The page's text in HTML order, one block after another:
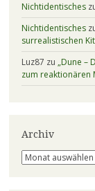
Nichtidentisches
Nichtidentisches
surrealistischen
Luz87 zu „Dune –
zum reaktionären
Archiv
Archiv